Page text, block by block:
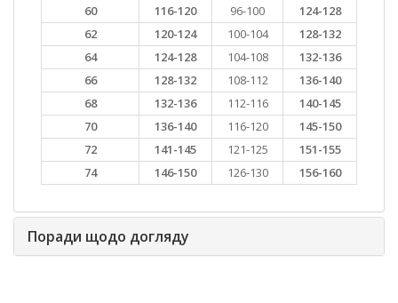
60
116-120 96-100
124-128
62
120-124 100-104
128-132
64
124-128 104-108
132-136
66
128-132 108-112
136-140
68
132-136 112-116
140-145
70
136-140 116-120
145-150
72
141-145 121-125
151-155
74
146-150 126-130 156-160
Поради щодо догляду